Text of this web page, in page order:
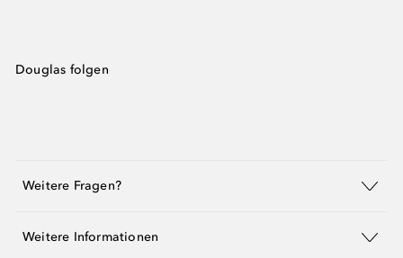
Douglas folgen
Weitere Fragen?
Weitere Informationen